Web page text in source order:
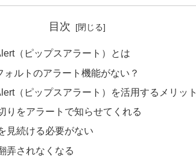
目次
（ピップスアラート）とは
ォルトのアラート機能がない？
（ピップスアラート）を活用するメリット
りをアラートで知らせてくれる
見続ける必要がない
弄されなくなる